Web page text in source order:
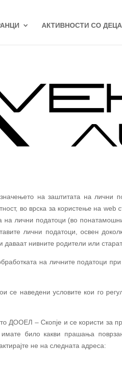
АКТИВНОСТИ СО ДЕЦА
значењето на заштитата на
во врска за користење на web
на лични податоци (во
лични податоци, освен
нивните родители или
на личните податоци
наведени условите кои го
ДООЕЛ – Скопје и се користи за
било какви прашања
не на следната адреса: